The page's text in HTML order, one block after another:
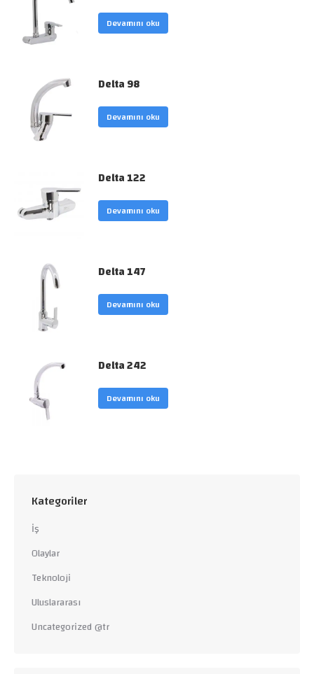
Devamını oku
Delta 98
Devamını oku
Delta 122
Devamını oku
Delta 147
Devamını oku
Delta 242
Devamını oku
Kategoriler
İş
Olaylar
Teknoloji
Uluslararası
Uncategorized @tr